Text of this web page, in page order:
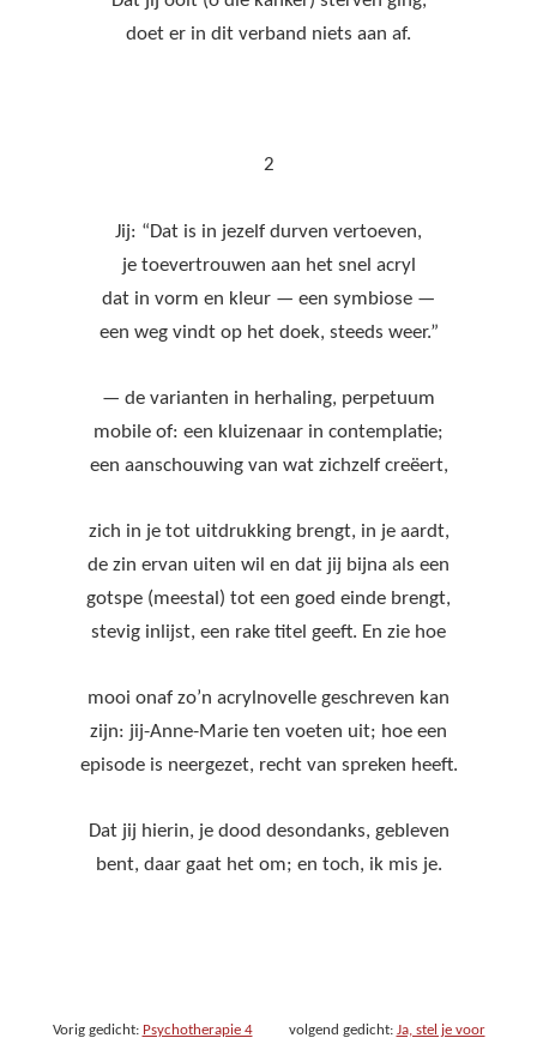
doet er in dit verband niets aan af.
2
Jij: “Dat is in jezelf durven vertoeven,
je toevertrouwen aan het snel acryl
dat in vorm en kleur — een symbiose —
een weg vindt op het doek, steeds weer.”
— de varianten in herhaling, perpetuum
mobile of: een kluizenaar in contemplatie;
een aanschouwing van wat zichzelf creëert,
zich in je tot uitdrukking brengt, in je aardt,
de zin ervan uiten wil en dat jij bijna als een
gotspe (meestal) tot een goed einde brengt,
stevig inlijst, een rake titel geeft. En zie hoe
mooi onaf zo’n acrylnovelle geschreven kan
zijn: jij-Anne-Marie ten voeten uit; hoe een
episode is neergezet, recht van spreken heeft.
Dat jij hierin, je dood desondanks, gebleven
bent, daar gaat het om; en toch, ik mis je.
Vorig gedicht: Psychotherapie 4volgend gedicht: Ja, stel je voor